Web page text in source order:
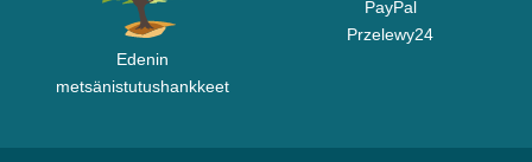
Edenin
metsänistutushankkeet
PayPal
Przelewy24